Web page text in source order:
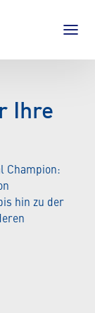
Ihre
Champion:
hin zu der